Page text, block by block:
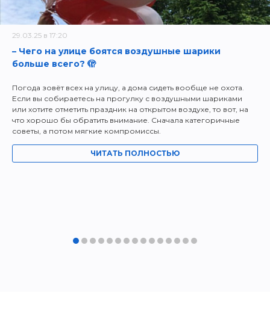
29.03.25 в 17:20
– Чего на улице боятся воздушные шарики
больше всего? 🫣
Погода зовёт всех на улицу, а дома сидеть вообще не охота.
Если вы собираетесь на прогулку с воздушными шариками
или хотите отметить праздник на открытом воздухе, то вот, на
что хорошо бы обратить внимание. Сначала категоричные
советы, а потом мягкие компромиссы.
ЧИТАТЬ ПОЛНОСТЬЮ